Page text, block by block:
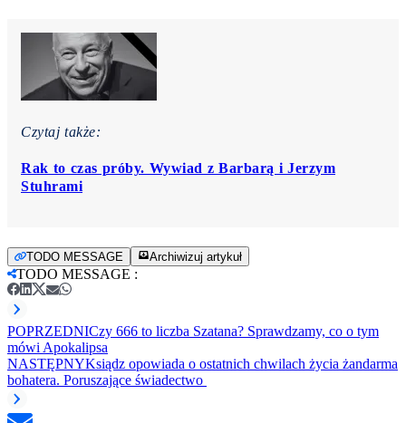
Czytaj także:
Rak to czas próby. Wywiad z Barbarą i Jerzym
Stuhrami
TODO MESSAGE Archiwizuj artykuł
TODO MESSAGE :
POPRZEDNICzy 666 to liczba Szatana? Sprawdzamy, co o tym
mówi Apokalipsa
NASTĘPNYKsiądz opowiada o ostatnich chwilach życia żandarma
bohatera. Poruszające świadectwo